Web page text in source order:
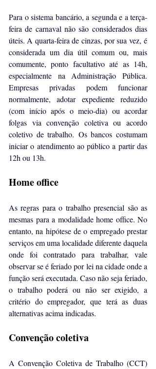
Para o sistema bancário, a segunda e a terça-
feira de carnaval não são considerados dias
úteis. A quarta-feira de cinzas, por sua vez, é
considerada um dia útil comum ou, mais
comumente, ponto facultativo até as 14h,
especialmente na Administração Pública.
Empresas privadas podem funcionar
normalmente, adotar expediente reduzido
(com início após o meio-dia) ou acordar
folgas via convenção coletiva ou acordo
coletivo de trabalho. Os bancos costumam
iniciar o atendimento ao público a partir das
12h ou 13h.
Home office
As regras para o trabalho presencial são as
mesmas para a modalidade home office. No
entanto, na hipótese de o empregado prestar
serviços em uma localidade diferente daquela
onde foi contratado para trabalhar, vale
observar se é feriado por lei na cidade onde a
função será executada. Caso não seja feriado,
o trabalho poderá ou não ser exigido, a
critério do empregador, que terá as duas
alternativas acima indicadas.
Convenção coletiva
A Convenção Coletiva de Trabalho (CCT)